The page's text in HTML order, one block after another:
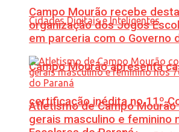
Campo Mourão apresenta
certificação inédita no 11º
Campo Mourão recebe
organização dos Jogos
em parceria com o Governo
Atletismo de Campo
gerais masculino e feminino